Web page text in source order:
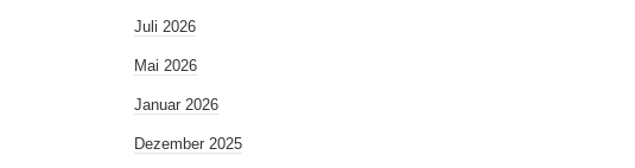
Juli 2026
Mai 2026
Januar 2026
Dezember 2025